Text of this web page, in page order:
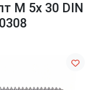
М 5х 30 DIN